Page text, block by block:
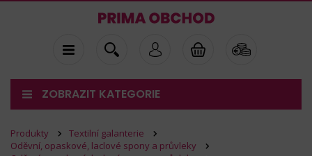
ZOBRAZIT KATEGORIE
Produkty
Textilní galanterie
Oděvní, opaskové, laclové spony a průvleky